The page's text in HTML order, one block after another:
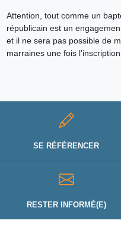
Attention, tout comme un
républicain est un
et il ne sera pas possible de
marraines une fois
SE RÉFÉRENCER
RESTER INFORMÉ(E)